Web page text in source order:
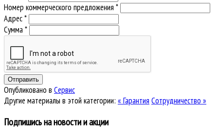
Номер коммерческого предложения *
Адрес *
Сумма *
Опубликовано в Сервис
Другие материалы в этой категории: « Гарантия Сотрудничество »
Подпишись на новости и акции